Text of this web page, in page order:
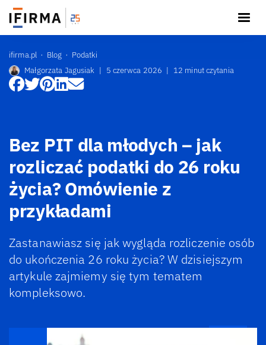
ifirma.pl Blog
Podatki
Małgorzata Jagusiak | 5 czerwca 2026 | 12 minut czytania
Bez PIT dla młodych – jak
rozliczać podatki do 26 roku
życia? Omówienie z
przykładami
Zastanawiasz się jak wygląda rozliczenie osób
do ukończenia 26 roku życia? W dzisiejszym
artykule zajmiemy się tym tematem
kompleksowo.